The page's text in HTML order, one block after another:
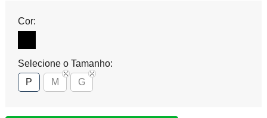
Cor:
Selecione o Tamanho:
P
M G